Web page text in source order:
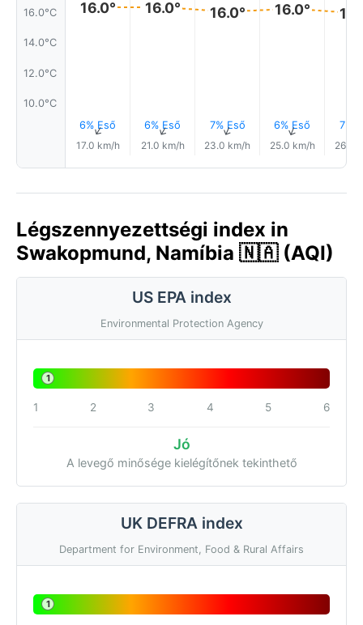
16.0°C
14.0°C
12.0°C
10.0°C
16.0°
6% Eső
↑
17.0 km/h
16.0°
6% Eső
↑
21.0 km/h
16.0°
7% Eső
↑
23.0 km/h
16.0°
6% Eső
↑
25.0 km/h
7%
26.0
Légszennyezettségi index in
Swakopmund, Namíbia 🇳🇦 (AQI)
US EPA index
Environmental Protection Agency
1
1 2 3 4 5 6
Jó
A levegő minősége kielégítőnek tekinthető
UK DEFRA index
Department for Environment, Food & Rural Affairs
1